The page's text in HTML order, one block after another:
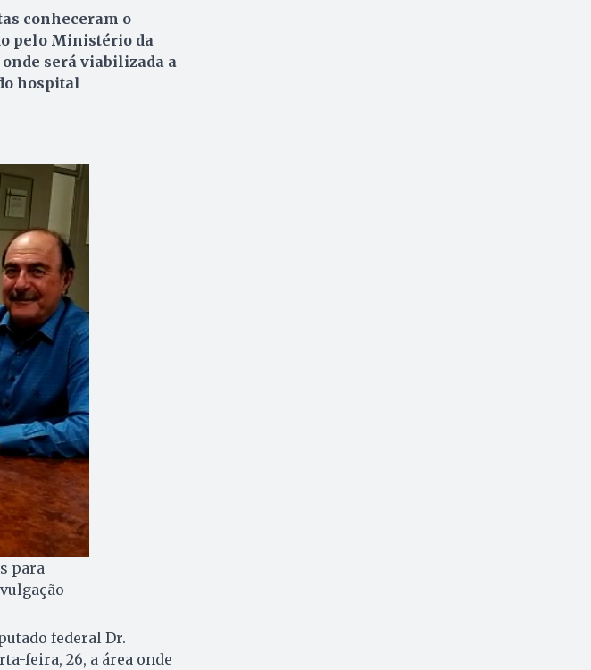
conheceram o
pelo Ministério da
será viabilizada a
hospital
para
federal Dr.
feira, 26, a área onde